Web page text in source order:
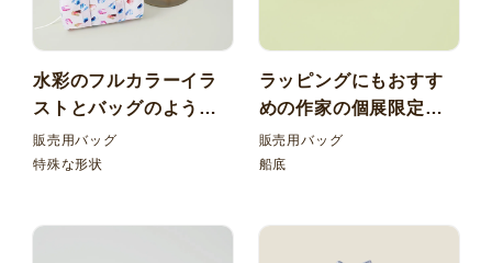
水彩のフルカラーイラ
ストとバッグのような
シルエットが可愛い オ
リジナルブックカバー
販売用バッグ
特殊な形状
ラッピングにもおすす
めの作家の個展限定オ
リジナルグッズ コット
ン20オンスミニミニ船
販売用バッグ
船底